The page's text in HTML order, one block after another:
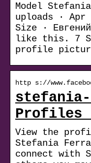
Model
uploads ·
Size ·
like this. 7
profile
http s://
Profiles
View the
Stefania
connect with